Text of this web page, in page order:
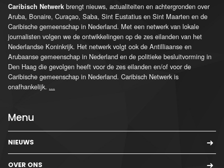
Caribisch Netwerk brengt nieuws, actualiteiten en achtergronden over
Aruba, Bonaire, Curaçao, Saba, Sint Eustatius en Sint Maarten en de
Caribische gemeenschap in Nederland. Met een netwerk van lokale
journalisten volgen we de ontwikkelingen op de zes eilanden van het
Nederlandse Koninkrijk. Het netwerk volgt ook de Antilliaanse en
Arubaanse gemeenschap in Nederland en de politieke besluitvorming in
Den Haag die gevolgen heeft voor de zes eilanden en/of voor de
Caribische gemeenschap in Nederland. Caribisch Netwerk is
onafhankelijk. ...
Menu
NIEUWS
OVER ONS